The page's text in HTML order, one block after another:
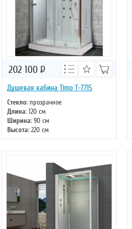
Душевая кабина Timo T-7715
Стекло: прозрачное
Длина: 120 см
Ширина: 90 см
Высота: 220 см
Форма: прямоугольная
202 100 Р